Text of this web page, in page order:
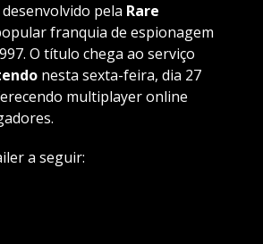
pela Rare
franquia de espionagem
O título chega ao serviço
nesta sexta-feira, dia 27
multiplayer online
a seguir: